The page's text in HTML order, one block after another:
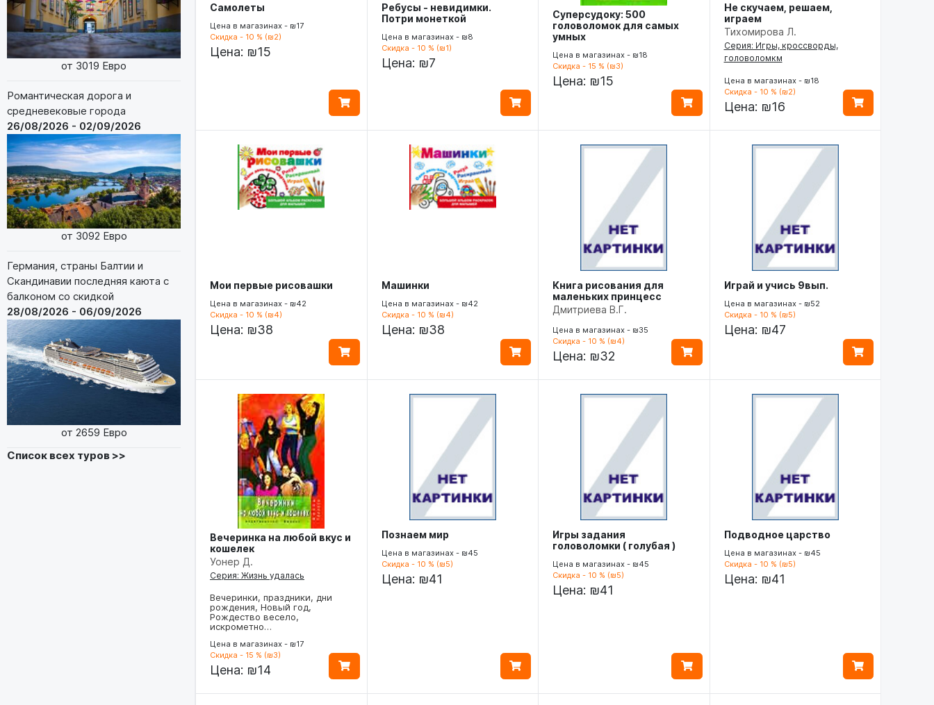
от 3019 Евро
Романтическая дорога и
средневековые города
26/08/2026 - 02/09/2026
от 3092 Евро
Германия, страны Балтии и
Скандинавии последняя каюта с
балконом со скидкой
28/08/2026 - 06/09/2026
от 2659 Евро
Список всех туров >>
Самолеты
Цена в магазинах - ₪17
Скидка - 10 % (₪2)
Цена: ₪15
Ребусы - невидимки.
Потри монеткой
Цена в магазинах - ₪8
Скидка - 10 % (₪1)
Цена: ₪7
Суперсудоку: 500
головоломок для самых
умных
Цена в магазинах - ₪18
Скидка - 15 % (₪3)
Цена: ₪15
Не скучаем, решаем,
играем
Тихомирова Л.
Серия: Игры, кроссворды,
головоломкм
Цена в магазинах - ₪18
Скидка - 10 % (₪2)
Цена: ₪16
Мои первые рисовашки
Цена в магазинах - ₪42
Скидка - 10 % (₪4)
Цена: ₪38
Машинки
Цена в магазинах - ₪42
Скидка - 10 % (₪4)
Цена: ₪38
Книга рисования для
маленьких принцесс
Дмитриева В.Г.
Цена в магазинах - ₪35
Скидка - 10 % (₪4)
Цена: ₪32
Играй и учись 9вып.
Цена в магазинах - ₪52
Скидка - 10 % (₪5)
Цена: ₪47
Вечеринка на любой вкус и
кошелек
Уонер Д.
Серия: Жизнь удалась
Вечеринки, праздники, дни
рождения, Новый год,
Рождество весело,
искрометно…
Цена в магазинах - ₪17
Скидка - 15 % (₪3)
Цена: ₪14
Познаем мир
Цена в магазинах - ₪45
Скидка - 10 % (₪5)
Цена: ₪41
Игры задания
головоломки ( голубая )
Цена в магазинах - ₪45
Скидка - 10 % (₪5)
Цена: ₪41
Подводное царство
Цена в магазинах - ₪45
Скидка - 10 % (₪5)
Цена: ₪41